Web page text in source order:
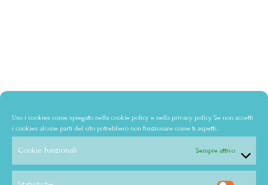
Uso i cookies come spiegato nella cookie policy e nella privacy policy. Se non accetti
i cookies alcune parti del sito potrebbero non funzionare come ti aspetti.
Cookie funzionali Sempre attivo